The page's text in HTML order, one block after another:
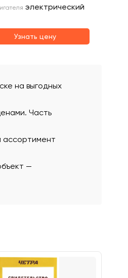
электрический
Узнать цену
на выгодных
Часть
ассортимент
—